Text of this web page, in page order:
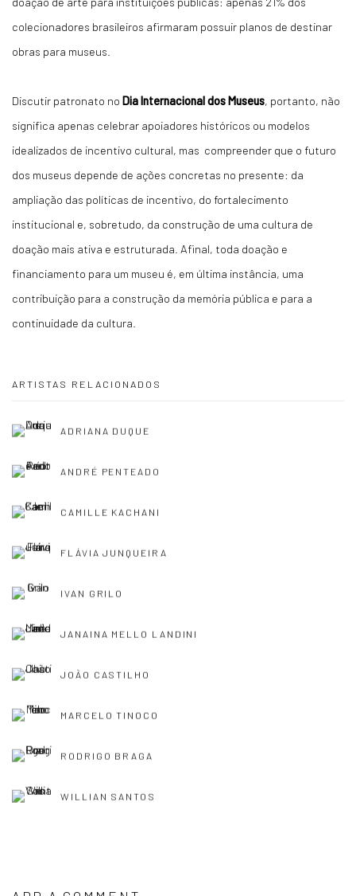
colecionadores brasileiros afirmaram possuir planos de destinar
obras para museus.
Discutir patronato no Dia Internacional dos Museus, portanto, não
significa apenas celebrar apoiadores históricos ou modelos
idealizados de incentivo cultural, mas compreender que o futuro
dos museus depende de ações concretas no presente: da
ampliação das políticas de incentivo, do fortalecimento
institucional e, sobretudo, da construção de uma cultura de
doação mais ativa e estruturada. Afinal, toda doação e
financiamento para um museu é, em última instância, uma
contribuição para a construção da memória pública e para a
continuidade da cultura.
ARTISTAS RELACIONADOS
ADRIANA DUQUE
ANDRÉ PENTEADO
CAMILLE KACHANI
FLÁVIA JUNQUEIRA
IVAN GRILO
JANAINA MELLO LANDINI
JOÃO CASTILHO
MARCELO TINOCO
RODRIGO BRAGA
WILLIAN SANTOS